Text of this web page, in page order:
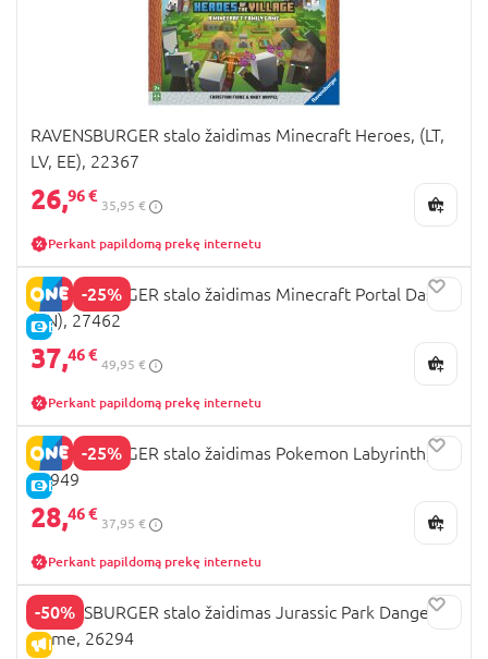
RAVENSBURGER stalo žaidimas Minecraft Heroes, (LT,
LV, EE), 22367
26,96 €
35,95 €
Perkant papildomą prekę internetu
-25%
E-KAINA
RAVENSBURGER stalo žaidimas Minecraft Portal Dash,
(EN), 27462
37,46 €
49,95 €
Perkant papildomą prekę internetu
-25%
E-KAINA
RAVENSBURGER stalo žaidimas Pokemon Labyrinth,
26949
28,46 €
37,95 €
Perkant papildomą prekę internetu
-50%
IŠPARDAVIMAS
RAVENSBURGER stalo žaidimas Jurassic Park Danger
Game, 26294